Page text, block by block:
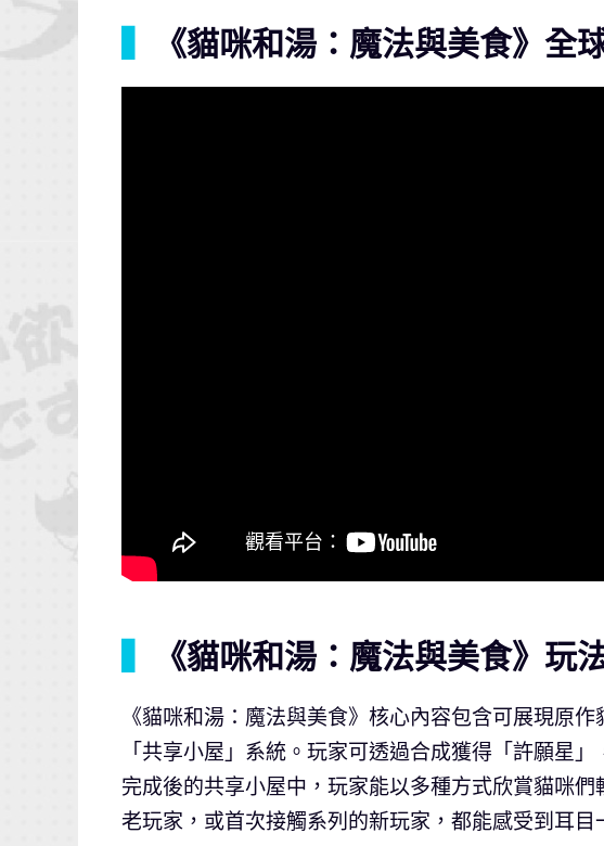
《貓咪和湯：魔法與美食》全
《貓咪和湯：魔法與美食》玩
《貓咪和湯：魔法與美食》核心內容包含可展現原
「共享小屋」系統。玩家可透過合成獲得「許願星
完成後的共享小屋中，玩家能以多種方式欣賞貓咪
老玩家，或首次接觸系列的新玩家，都能感受到耳目